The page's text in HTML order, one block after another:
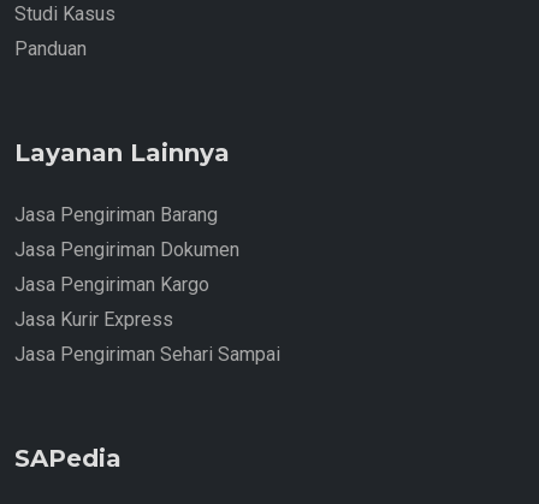
Studi Kasus
Panduan
Layanan Lainnya
Jasa Pengiriman Barang
Jasa Pengiriman Dokumen
Jasa Pengiriman Kargo
Jasa Kurir Express
Jasa Pengiriman Sehari Sampai
SAPedia